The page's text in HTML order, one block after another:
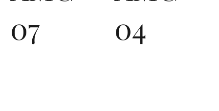
07
04